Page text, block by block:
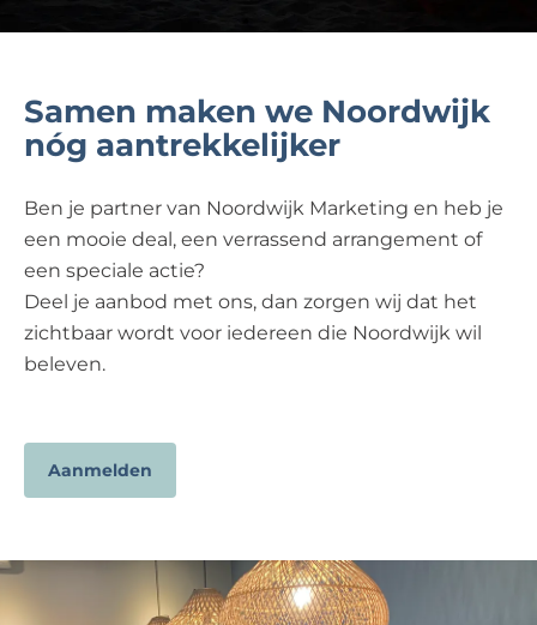
Samen maken we Noordwijk
nóg aantrekkelijker
Ben je partner van Noordwijk Marketing en heb je
een mooie deal, een verrassend arrangement of
een speciale actie?
Deel je aanbod met ons, dan zorgen wij dat het
zichtbaar wordt voor iedereen die Noordwijk wil
beleven.
Aanmelden